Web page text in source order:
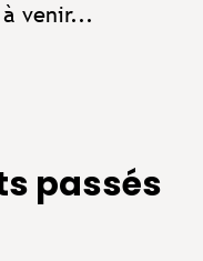
venir...
passés